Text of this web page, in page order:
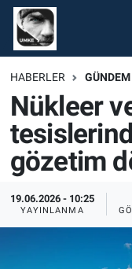
HABERLER GÜNDEM
Nükleer
gözetim
19.06.2026 - 10:25
YAYINLANMA
Gündem
Ekonomi
Spor
Tüm Haberler
Nöbetçi
Hava Durumu
Namaz
Süper Lig
Tüm Manşetler